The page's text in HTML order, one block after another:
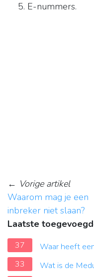
E-nummers.
← Vorige artikel
Waarom mag je een
inbreker niet slaan?
Laatste
37
Waar heeft
33
Wat is de